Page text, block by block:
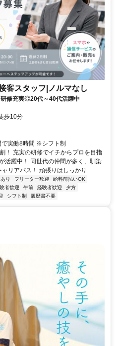
客スタッフ|ノルマなし
修充実◎20代～40代活躍中
歩10分
実働8時間 ※シフト制
！ 充実の研修でイチからプロを目指
活躍中！ 同世代の仲間が多く、馴染
リアパス！ 頑張りはしっかり...
り フリーター歓迎
給料前払いOK
者歓迎 午前 経験者歓迎
夕方
シフト制 履歴書不要